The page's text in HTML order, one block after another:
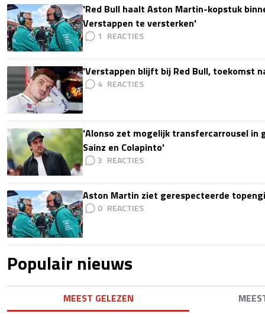
'Red Bull haalt Aston Martin-kopstuk
Verstappen te versterken'
1
'Verstappen blijft bij Red Bull, toekomst
4
'Alonso zet mogelijk transfercarrousel in
Sainz en Colapinto'
3
Aston Martin ziet gerespecteerde
0
Populair nieuws
MEEST GELEZEN